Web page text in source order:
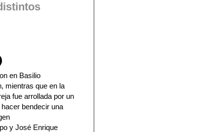
en Basilio
mientras que en la
fue arrollada por un
bendecir una
y José Enrique